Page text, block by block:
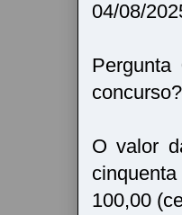
04/08/
concurso?
O valor
100,00